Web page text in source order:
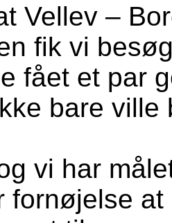
Vellev –
fik vi
fået et par
bare
vi har
fornøjelse